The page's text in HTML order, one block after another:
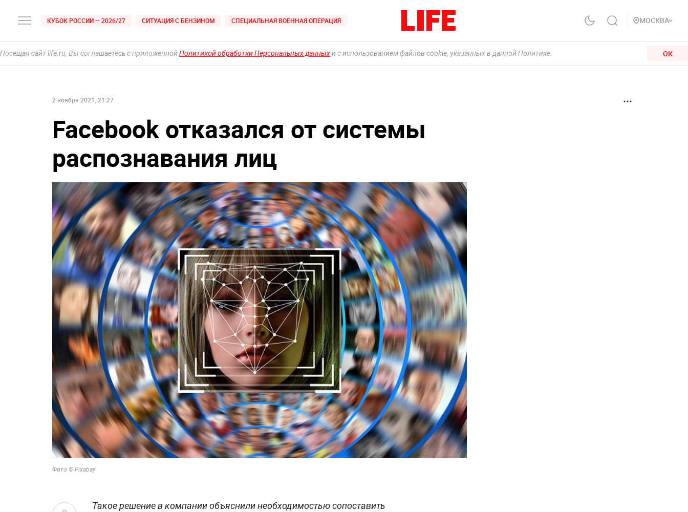
КУБОК РОССИИ — 2026/27 СИТУАЦИЯ С БЕНЗИНОМ СПЕЦИАЛЬНАЯ ВОЕННАЯ ОПЕРАЦИЯ МОСКВА
Посещая сайт life.ru, Вы соглашаетесь с приложеннойПолитикой обработки Персональных данныхи с использованием файлов cookie, указанных в данной Политике. ОК
2 ноября 2021, 21:27
Facebook отказался от системы
распознавания лиц
Фото © Pixabay
Такое решение в компании объяснили необходимостью сопоставить